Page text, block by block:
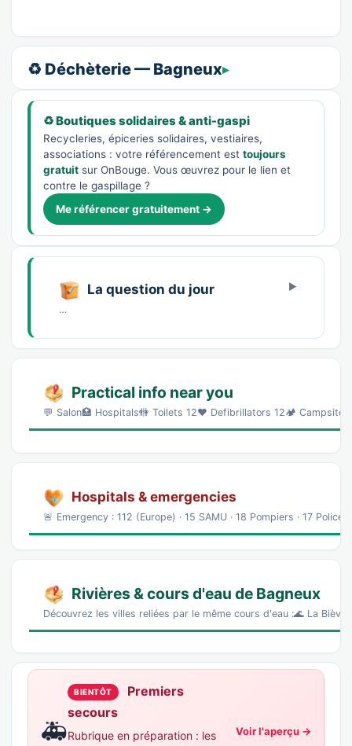
♻️ Déchèterie — Bagneux
♻️ Boutiques solidaires & anti-gaspi
Recycleries, épiceries solidaires, vestiaires,
associations : votre référencement est toujours
gratuit sur OnBouge. Vous œuvrez pour le lien et
contre le gaspillage ?
Me référencer gratuitement →
La question du jour
…
Practical info near you
💬 Salon🏥 Hospitals🚻 Toilets 12❤️ Defibrillators 12🏕️ Campsites
Hospitals & emergencies
🚨 Emergency : 112 (Europe) · 15 SAMU · 18 Pompiers · 17
Rivières & cours d'eau de Bagneux
Découvrez les villes reliées par le même cours d'eau :🌊 La
🚑
BIENTÔT
Premiers
secours
Rubrique en préparation : les
Voir l'aperçu →